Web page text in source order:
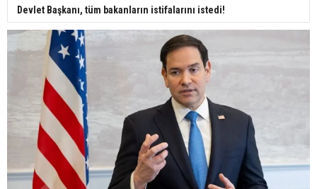
Devlet Başkanı, tüm bakanların istifalarını istedi!